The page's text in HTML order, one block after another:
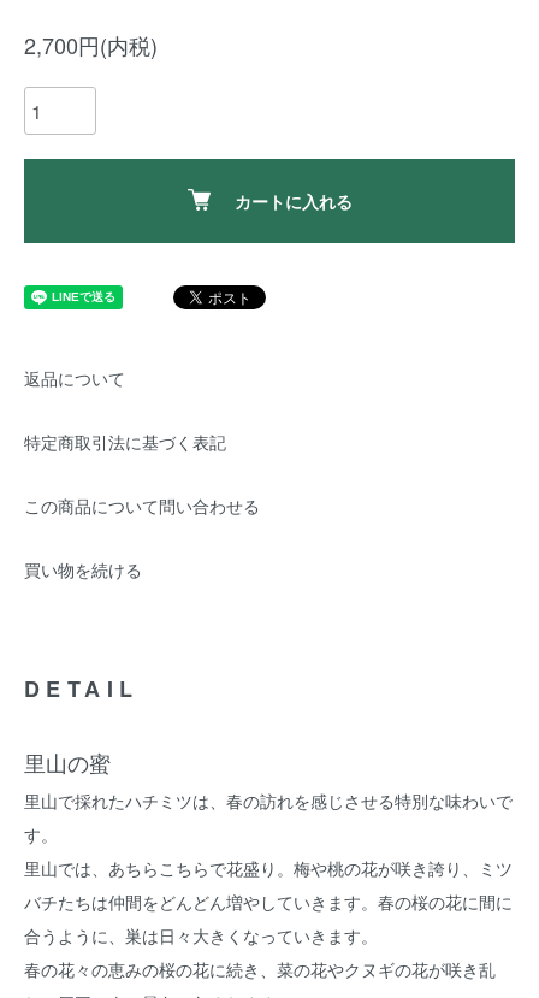
2,700円(内税)
カートに入れる
返品について
特定商取引法に基づく表記
この商品について問い合わせる
買い物を続ける
DETAIL
里山の蜜
里山で採れたハチミツは、春の訪れを感じさせる特別な味わいで
す。
里山では、あちらこちらで花盛り。梅や桃の花が咲き誇り、ミツ
バチたちは仲間をどんどん増やしていきます。春の桜の花に間に
合うように、巣は日々大きくなっていきます。
春の花々の恵みの桜の花に続き、菜の花やクヌギの花が咲き乱